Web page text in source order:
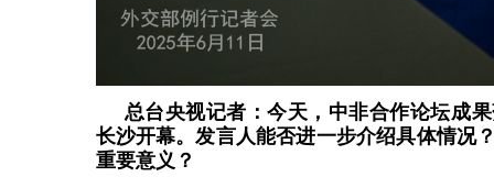
总台央视记者：今天，中非合作论坛成
长沙开幕。发言人能否进一步介绍具体情况
重要意义？